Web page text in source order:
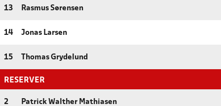
13 Rasmus Sørensen
14 Jonas Larsen
15 Thomas Grydelund
RESERVER
2 Patrick Walther Mathiasen